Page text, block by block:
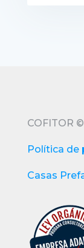
COFITOR ©
Política de
Casas